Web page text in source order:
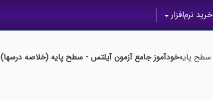
خرید نرم‌افزار
خودآموز جامع آزمون آیلتس - سطح پایه (خلاصه درسها)